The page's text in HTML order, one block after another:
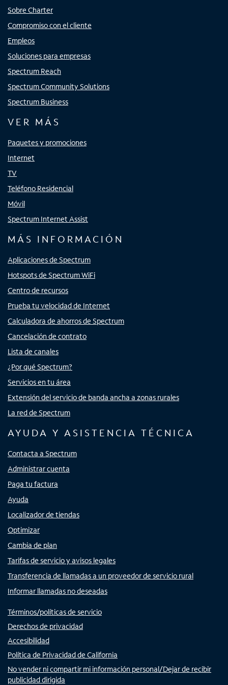
Sobre Charter
Compromiso con el cliente
Empleos
Soluciones para empresas
Spectrum Reach
Spectrum Community Solutions
Spectrum Business
VER MÁS
Paquetes y promociones
Internet
TV
Teléfono Residencial
Móvil
Spectrum Internet Assist
MÁS INFORMACIÓN
Aplicaciones de Spectrum
Hotspots de Spectrum WiFi
Centro de recursos
Prueba tu velocidad de Internet
Calculadora de ahorros de Spectrum
Cancelación de contrato
Lista de canales
¿Por qué Spectrum?
Servicios en tu área
Extensión del servicio de banda ancha a zonas rurales
La red de Spectrum
AYUDA Y ASISTENCIA TÉCNICA
Contacta a Spectrum
Administrar cuenta
Paga tu factura
Ayuda
Localizador de tiendas
Optimizar
Cambia de plan
Tarifas de servicio y avisos legales
Transferencia de llamadas a un proveedor de servicio rural
Informar llamadas no deseadas
Términos/políticas de servicio
Derechos de privacidad
Accesibilidad
Política de Privacidad de California
No vender ni compartir mi información personal/Dejar de recibir
publicidad dirigida